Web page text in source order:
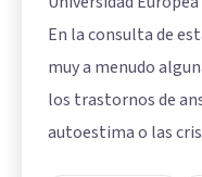
En la consulta de
muy a menudo
los trastornos de
autoestima o las